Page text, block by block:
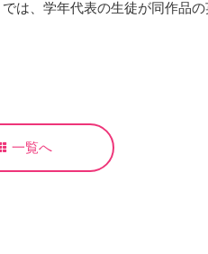
は、学年代表の生徒が同作品
一覧へ